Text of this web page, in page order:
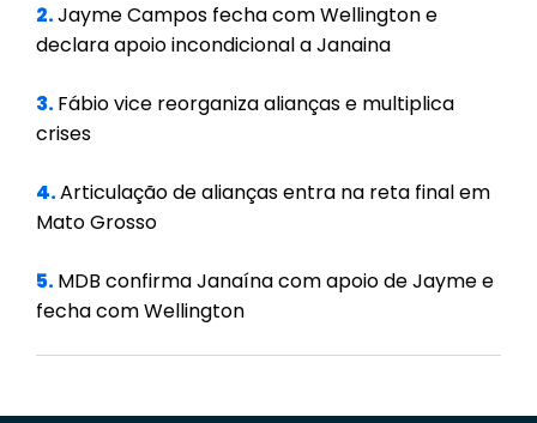
2.Jayme Campos fecha com Wellington e
declara apoio incondicional a Janaina
3.Fábio vice reorganiza alianças e multiplica
crises
4.Articulação de alianças entra na reta final em
Mato Grosso
5.MDB confirma Janaína com apoio de Jayme e
fecha com Wellington